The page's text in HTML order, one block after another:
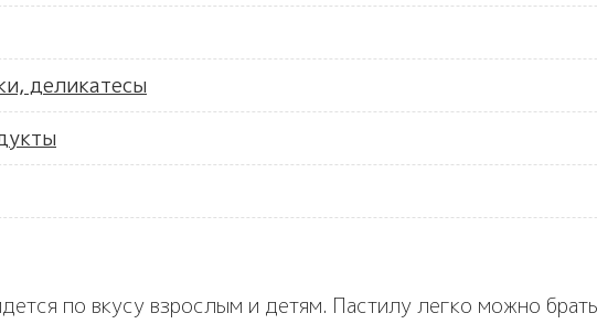
деликатесы
по вкусу взрослым и детям. Пастилу легко можно